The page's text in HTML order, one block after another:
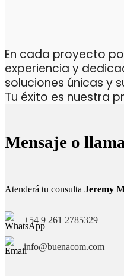
En cada proyecto
experiencia y
soluciones únicas y
Tu éxito es nuestra
Mensaje o
Atenderá tu consulta Jeremy
+54 9 261 2785329
info@buenacom.com